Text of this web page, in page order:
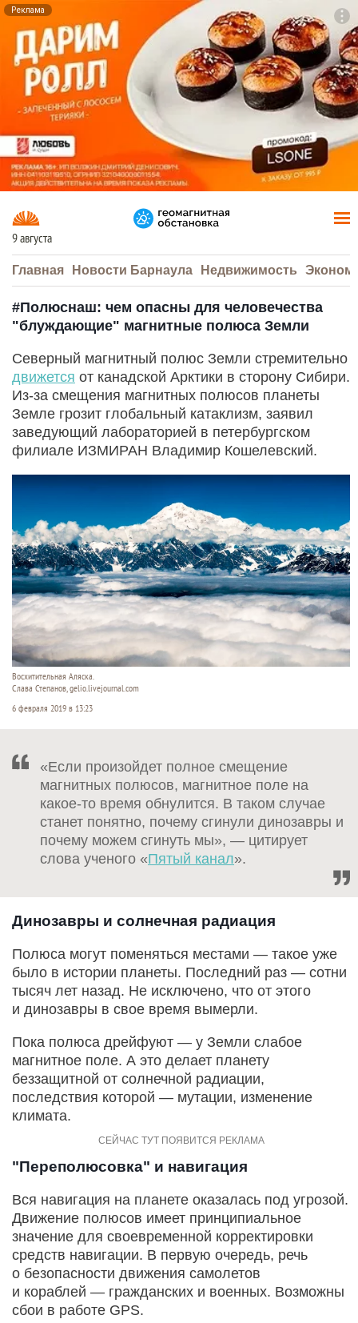
Реклама
9 августа
Главная Новости Барнаула Недвижимость
#Полюснаш: чем опасны для человечества
"блуждающие" магнитные полюса Земли
Северный магнитный полюс Земли стремительно
движется от канадской Арктики в сторону Сибири.
Из-за смещения магнитных полюсов планеты
Земле грозит глобальный катаклизм, заявил
заведующий лабораторией в петербургском
филиале ИЗМИРАН Владимир Кошелевский.
Восхитительная Аляска.
Слава Степанов, gelio.livejournal.com
6 февраля 2019 в 13:23
«Если произойдет полное смещение
магнитных полюсов, магнитное поле на
какое-то время обнулится. В таком случае
станет понятно, почему сгинули динозавры и
почему можем сгинуть мы», — цитирует
слова ученого «Пятый канал».
Динозавры и солнечная радиация
Полюса могут поменяться местами — такое уже
было в истории планеты. Последний раз — сотни
тысяч лет назад. Не исключено, что от этого
и динозавры в свое время вымерли.
Пока полюса дрейфуют — у Земли слабое
магнитное поле. А это делает планету
беззащитной от солнечной радиации,
последствия которой — мутации, изменение
климата.
"Переполюсовка" и навигация
Вся навигация на планете оказалась под угрозой.
Движение полюсов имеет принципиальное
значение для своевременной корректировки
средств навигации. В первую очередь, речь
о безопасности движения самолетов
и кораблей — гражданских и военных. Возможны
сбои в работе GPS.